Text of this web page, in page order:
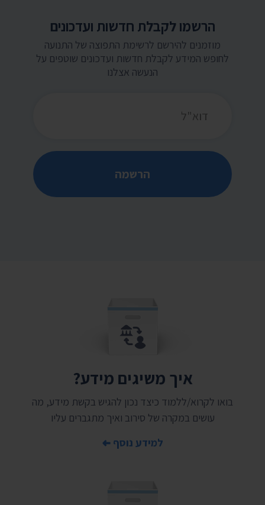
הרשמו לקבלת חדשות ועדכונים
מוזמנים להירשם לרשימת התפוצה של התנועה
לחופש המידע לקבלת חדשות ועדכונים שוטפים על
הנעשה אצלנו
הרשמה
איך משיגים מידע?
בואו לקרוא/ללמוד כיצד נכון להגיש בקשת מידע, מה
עושים במקרה של סירוב ואיך מתגברים עליו
למידע נוסף